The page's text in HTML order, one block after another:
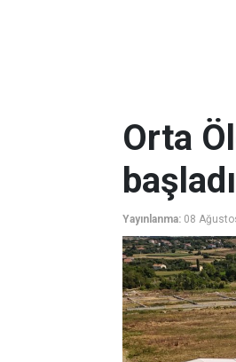
Orta
başladı
Yayınlanma: 08